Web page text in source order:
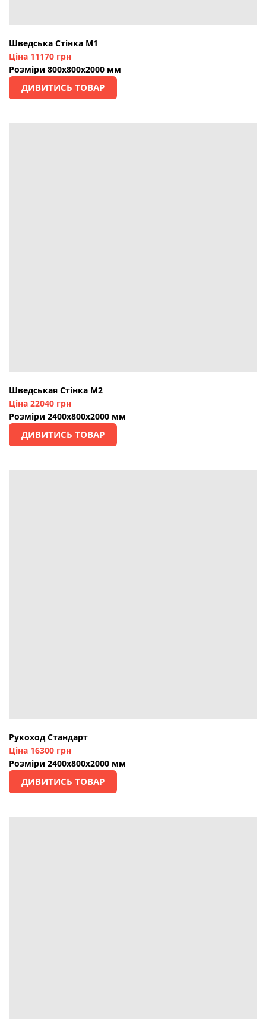
Шведська Стінка М1
Ціна 11170 грн
Розміри 800х800х2000 мм
ДИВИТИСЬ ТОВАР
Шведськая Стінка М2
Ціна 22040 грн
Розміри 2400х800х2000 мм
ДИВИТИСЬ ТОВАР
Рукоход Стандарт
Ціна 16300 грн
Розміри 2400х800х2000 мм
ДИВИТИСЬ ТОВАР